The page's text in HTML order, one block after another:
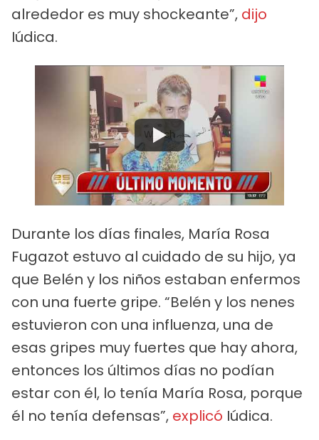
alrededor es muy shockeante”, dijo
Iúdica.
Watch
Durante los días finales, María Rosa
Fugazot estuvo al cuidado de su hijo, ya
que Belén y los niños estaban enfermos
con una fuerte gripe. “Belén y los nenes
estuvieron con una influenza, una de
esas gripes muy fuertes que hay ahora,
entonces los últimos días no podían
estar con él, lo tenía María Rosa, porque
él no tenía defensas”, explicó Iúdica.